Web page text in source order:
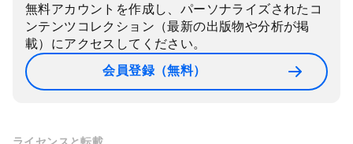
無料アカウントを作成し、パーソナライズされたコ
ンテンツコレクション（最新の出版物や分析が掲
載）にアクセスしてください。
会員登録（無料）